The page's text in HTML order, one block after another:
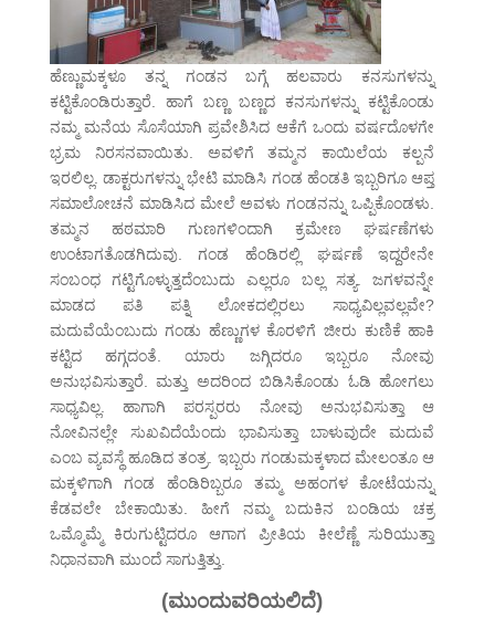
ಹೆಣ್ಣುಮಕ್ಕಳೂ ತನ್ನ ಗಂಡನ ಬಗ್ಗೆ ಹಲವಾರು ಕನಸುಗಳನ್ನು
ಕಟ್ಟಿಕೊಂಡಿರುತ್ತಾರೆ. ಹಾಗೆ ಬಣ್ಣ ಬಣ್ಣದ ಕನಸುಗಳನ್ನು ಕಟ್ಟಿಕೊಂಡು
ನಮ್ಮ ಮನೆಯ ಸೊಸೆಯಾಗಿ ಪ್ರವೇಶಿಸಿದ ಆಕೆಗೆ ಒಂದು ವರ್ಷದೊಳಗೇ
ಭ್ರಮ ನಿರಸನವಾಯಿತು. ಅವಳಿಗೆ ತಮ್ಮನ ಕಾಯಿಲೆಯ ಕಲ್ಪನೆ
ಇರಲಿಲ್ಲ. ಡಾಕ್ಟರುಗಳನ್ನು ಭೇಟಿ ಮಾಡಿಸಿ ಗಂಡ ಹೆಂಡತಿ ಇಬ್ಬರಿಗೂ ಆಪ್ತ
ಸಮಾಲೋಚನೆ ಮಾಡಿಸಿದ ಮೇಲೆ ಅವಳು ಗಂಡನನ್ನು ಒಪ್ಪಿಕೊಂಡಳು.
ತಮ್ಮನ ಹಠಮಾರಿ ಗುಣಗಳಿಂದಾಗಿ ಕ್ರಮೇಣ ಘರ್ಷಣೆಗಳು
ಉಂಟಾಗತೊಡಗಿದುವು. ಗಂಡ ಹೆಂಡಿರಲ್ಲಿ ಘರ್ಷಣೆ ಇದ್ದರೇನೇ
ಸಂಬಂಧ ಗಟ್ಟಿಗೊಳ್ಳುತ್ತದೆಂಬುದು ಎಲ್ಲರೂ ಬಲ್ಲ ಸತ್ಯ. ಜಗಳವನ್ನೇ
ಮಾಡದ ಪತಿ ಪತ್ನಿ ಲೋಕದಲ್ಲಿರಲು ಸಾಧ್ಯವಿಲ್ಲವಲ್ಲವೇ?
ಮದುವೆಯೆಂಬುದು ಗಂಡು ಹೆಣ್ಣುಗಳ ಕೊರಳಿಗೆ ಜೀರು ಕುಣಿಕೆ ಹಾಕಿ
ಕಟ್ಟಿದ ಹಗ್ಗದಂತೆ. ಯಾರು ಜಗ್ಗಿದರೂ ಇಬ್ಬರೂ ನೋವು
ಅನುಭವಿಸುತ್ತಾರೆ. ಮತ್ತು ಅದರಿಂದ ಬಿಡಿಸಿಕೊಂಡು ಓಡಿ ಹೋಗಲು
ಸಾಧ್ಯವಿಲ್ಲ. ಹಾಗಾಗಿ ಪರಸ್ಪರರು ನೋವು ಅನುಭವಿಸುತ್ತಾ ಆ
ನೋವಿನಲ್ಲೇ ಸುಖವಿದೆಯೆಂದು ಭಾವಿಸುತ್ತಾ ಬಾಳುವುದೇ ಮದುವೆ
ಎಂಬ ವ್ಯವಸ್ಥೆ ಹೂಡಿದ ತಂತ್ರ. ಇಬ್ಬರು ಗಂಡುಮಕ್ಕಳಾದ ಮೇಲಂತೂ ಆ
ಮಕ್ಕಳಿಗಾಗಿ ಗಂಡ ಹೆಂಡಿರಿಬ್ಬರೂ ತಮ್ಮ ಅಹಂಗಳ ಕೋಟೆಯನ್ನು
ಕೆಡವಲೇ ಬೇಕಾಯಿತು. ಹೀಗೆ ನಮ್ಮ ಬದುಕಿನ ಬಂಡಿಯ ಚಕ್ರ
ಒಮ್ಮೊಮ್ಮೆ ಕಿರುಗುಟ್ಟಿದರೂ ಆಗಾಗ ಪ್ರೀತಿಯ ಕೀಲೆಣ್ಣೆ ಸುರಿಯುತ್ತಾ
ನಿಧಾನವಾಗಿ ಮುಂದೆ ಸಾಗುತ್ತಿತ್ತು.
(ಮುಂದುವರಿಯಲಿದೆ)